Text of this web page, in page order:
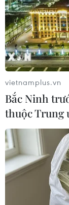
thay vì phụ
World Cup
vietnamplus.vn
Bắc Ninh
thuộc Trung